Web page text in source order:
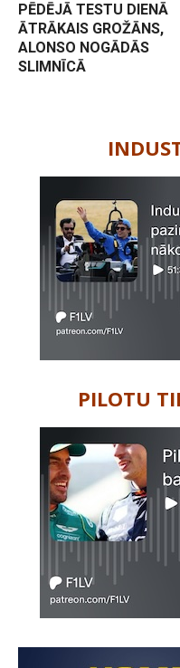
PĒDĒJĀ TESTU DIENĀ
ĀTRĀKAIS GROŽĀNS,
ALONSO NOGĀDĀS
SLIMNĪCĀ
PILOTU